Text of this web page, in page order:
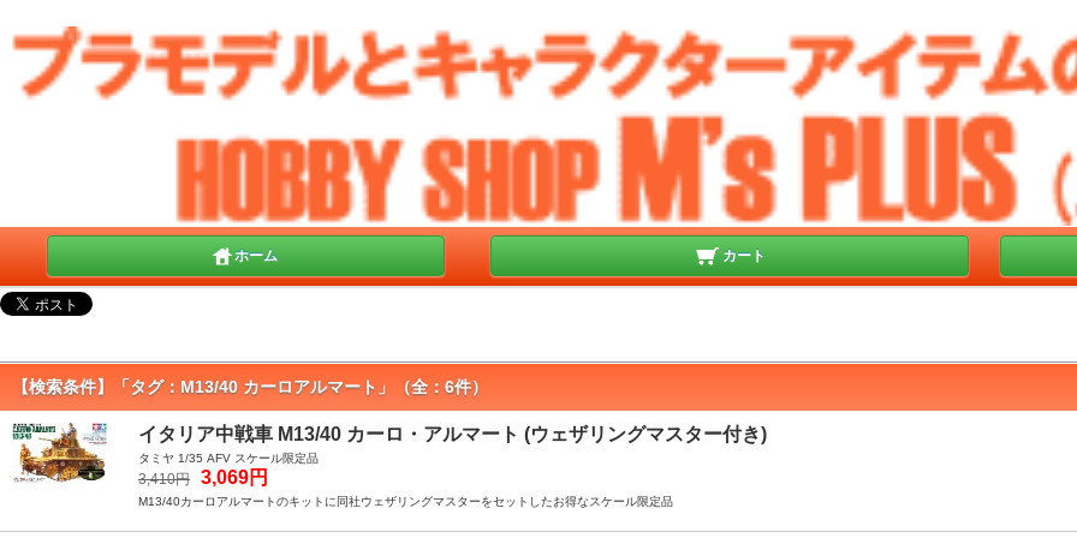
ホーム カート
【検索条件】「タグ：M13/40 カーロアルマート」（全：6件）
イタリア中戦車 M13/40 カーロ・アルマート (ウェザリングマスター付き)
タミヤ 1/35 AFV スケール限定品
3,410円 3,069円
M13/40カーロアルマートのキットに同社ウェザリングマスターをセットしたお得なスケール限定品